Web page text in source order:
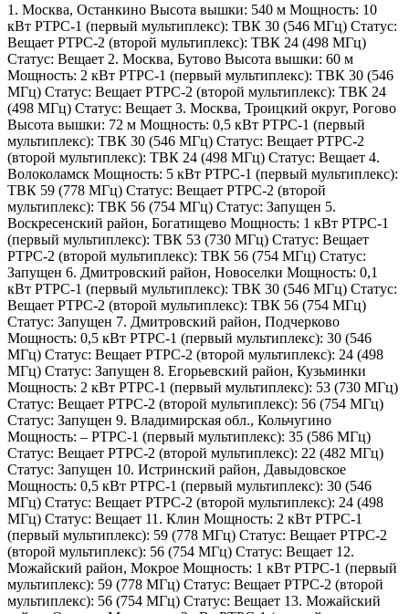
1. Москва, Останкино Высота вышки: 540 м Мощность: 10
кВт РТРС-1 (первый мультиплекс): ТВК 30 (546 МГц) Статус:
Вещает РТРС-2 (второй мультиплекс): ТВК 24 (498 МГц)
Статус: Вещает 2. Москва, Бутово Высота вышки: 60 м
Мощность: 2 кВт РТРС-1 (первый мультиплекс): ТВК 30 (546
МГц) Статус: Вещает РТРС-2 (второй мультиплекс): ТВК 24
(498 МГц) Статус: Вещает 3. Москва, Троицкий округ, Рогово
Высота вышки: 72 м Мощность: 0,5 кВт РТРС-1 (первый
мультиплекс): ТВК 30 (546 МГц) Статус: Вещает РТРС-2
(второй мультиплекс): ТВК 24 (498 МГц) Статус: Вещает 4.
Волоколамск Мощность: 5 кВт РТРС-1 (первый мультиплекс):
ТВК 59 (778 МГц) Статус: Вещает РТРС-2 (второй
мультиплекс): ТВК 56 (754 МГц) Статус: Запущен 5.
Воскресенский район, Богатищево Мощность: 1 кВт РТРС-1
(первый мультиплекс): ТВК 53 (730 МГц) Статус: Вещает
РТРС-2 (второй мультиплекс): ТВК 56 (754 МГц) Статус:
Запущен 6. Дмитровский район, Новоселки Мощность: 0,1
кВт РТРС-1 (первый мультиплекс): ТВК 30 (546 МГц) Статус:
Вещает РТРС-2 (второй мультиплекс): ТВК 56 (754 МГц)
Статус: Запущен 7. Дмитровский район, Подчерково
Мощность: 0,5 кВт РТРС-1 (первый мультиплекс): 30 (546
МГц) Статус: Вещает РТРС-2 (второй мультиплекс): 24 (498
МГц) Статус: Запущен 8. Егорьевский район, Кузьминки
Мощность: 2 кВт РТРС-1 (первый мультиплекс): 53 (730 МГц)
Статус: Вещает РТРС-2 (второй мультиплекс): 56 (754 МГц)
Статус: Запущен 9. Владимирская обл., Кольчугино
Мощность: – РТРС-1 (первый мультиплекс): 35 (586 МГц)
Статус: Вещает РТРС-2 (второй мультиплекс): 22 (482 МГц)
Статус: Запущен 10. Истринский район, Давыдовское
Мощность: 0,5 кВт РТРС-1 (первый мультиплекс): 30 (546
МГц) Статус: Вещает РТРС-2 (второй мультиплекс): 24 (498
МГц) Статус: Вещает 11. Клин Мощность: 2 кВт РТРС-1
(первый мультиплекс): 59 (778 МГц) Статус: Вещает РТРС-2
(второй мультиплекс): 56 (754 МГц) Статус: Вещает 12.
Можайский район, Мокрое Мощность: 1 кВт РТРС-1 (первый
мультиплекс): 59 (778 МГц) Статус: Вещает РТРС-2 (второй
мультиплекс): 56 (754 МГц) Статус: Вещает 13. Можайский